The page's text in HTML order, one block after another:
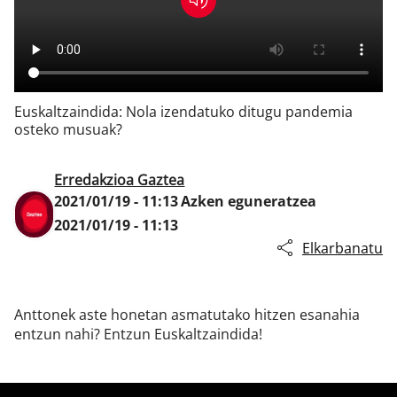
Klisk
Euskaltzaindida: Nola izendatuko ditugu pandemia
osteko musuak?
Erredakzioa Gaztea
2021/01/19 - 11:13Azken eguneratzea
2021/01/19 - 11:13
Elkarbanatu
Anttonek aste honetan asmatutako hitzen esanahia
entzun nahi? Entzun Euskaltzaindida!